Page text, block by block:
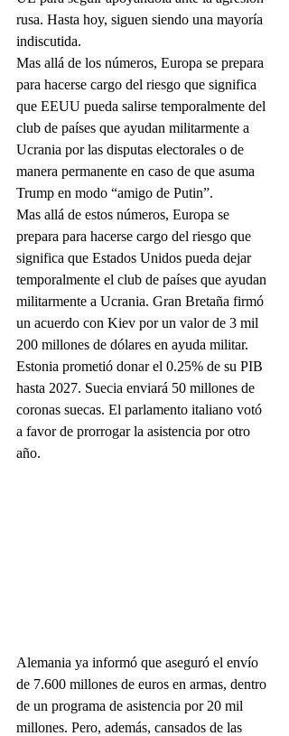
rusa. Hasta hoy, siguen siendo una mayoría
indiscutida.
Mas allá de los números, Europa se prepara
para hacerse cargo del riesgo que significa
que EEUU pueda salirse temporalmente del
club de países que ayudan militarmente a
Ucrania por las disputas electorales o de
manera permanente en caso de que asuma
Trump en modo “amigo de Putin”.
Mas allá de estos números, Europa se
prepara para hacerse cargo del riesgo que
significa que Estados Unidos pueda dejar
temporalmente el club de países que ayudan
militarmente a Ucrania. Gran Bretaña firmó
un acuerdo con Kiev por un valor de 3 mil
200 millones de dólares en ayuda militar.
Estonia prometió donar el 0.25% de su PIB
hasta 2027. Suecia enviará 50 millones de
coronas suecas. El parlamento italiano votó
a favor de prorrogar la asistencia por otro
año.
Alemania ya informó que aseguró el envío
de 7.600 millones de euros en armas, dentro
de un programa de asistencia por 20 mil
millones. Pero, además, cansados de las